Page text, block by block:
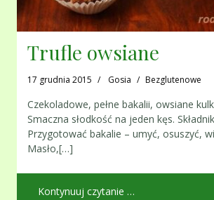
Trufle owsiane
17 grudnia 2015 Gosia Bezglutenowe
Czekoladowe, pełne bakalii, owsiane
Smaczna słodkość na jeden kęs.
Przygotować bakalie – umyć, osuszyć,
Masło,[…]
Kontynuuj czytanie …